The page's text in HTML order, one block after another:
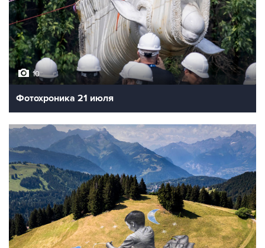
10
Фотохроника 21 июля